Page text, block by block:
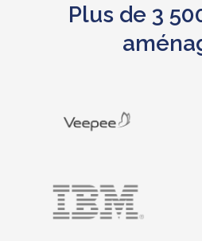
Plus de 3